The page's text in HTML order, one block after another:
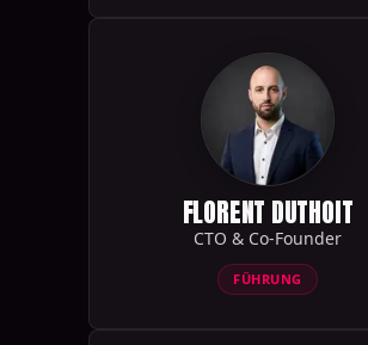
FLORENT DUTHOIT
CTO & Co-Founder
FÜHRUNG